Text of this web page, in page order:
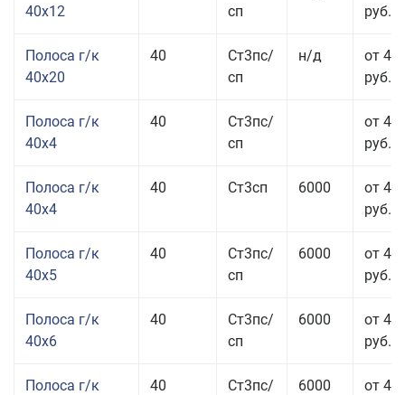
40x12
сп
руб.
Полоса г/к
40x20
40
Ст3пс/
сп
н/д
от 44
руб.
Полоса г/к
40x4
40
Ст3пс/
сп
от 42
руб.
Полоса г/к
40x4
40 Ст3сп 6000
от 42
руб.
Полоса г/к
40x5
40
Ст3пс/
сп
6000
от 43
руб.
Полоса г/к
40x6
40
Ст3пс/
сп
6000
от 43
руб.
Полоса г/к
40
Ст3пс/
6000
от 43